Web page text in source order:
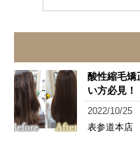
酸性縮毛矯
い方必見！
2022/10/25
表参道本店